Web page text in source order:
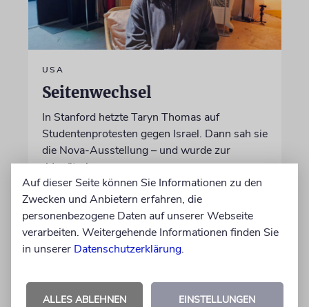
USA
Seitenwechsel
In Stanford hetzte Taryn Thomas auf
Studentenprotesten gegen Israel. Dann sah sie
die Nova-Ausstellung – und wurde zur
»Verräterin«
von Daniel Zylbersztajn-Lewandowski
06.08.2026
Auf dieser Seite können Sie Informationen zu den
Zwecken und Anbietern erfahren, die
personenbezogene Daten auf unserer Webseite
verarbeiten. Weitergehende Informationen finden Sie
in unserer Datenschutzerklärung.
ALLES ABLEHNEN EINSTELLUNGEN